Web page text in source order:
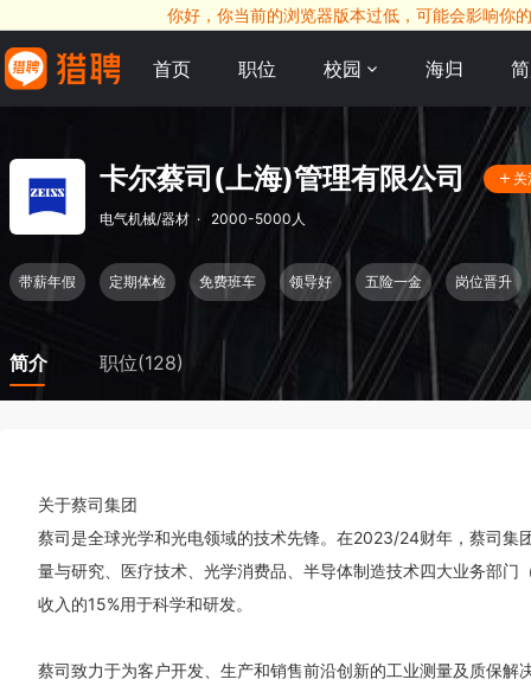
你好，你当前的浏览器版本过低，可能会影响你
首页 职位 校园 海归
卡尔蔡司(上海)管理有限公司 关
电气机械/器材 · 2000-5000人
带薪年假 定期体检 免费班车 领导好 五险一金 岗位晋升
简介 职位(128)
关于蔡司集团
蔡司是全球光学和光电领域的技术先锋。在2023/24财年，蔡司集
量与研究、医疗技术、光学消费品、半导体制造技术四大业务部
收入的15%用于科学和研发。
蔡司致力于为客户开发、生产和销售前沿创新的工业测量及质保解